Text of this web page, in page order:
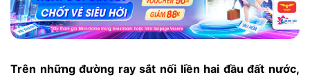
Trên những đường ray sắt nối liền hai đầu đất nước,